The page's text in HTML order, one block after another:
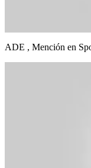
ADE , Mención en